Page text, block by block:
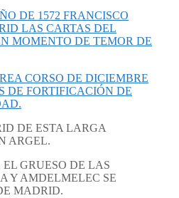
DE 1572 FRANCISCO
LAS CARTAS DEL
MOMENTO DE TEMOR DE
CORSO DE DICIEMBRE
DE FORTIFICACIÓN DE
DE ESTA LARGA
ARGEL.
GRUESO DE LAS
Y AMDELMELEC SE
MADRID.